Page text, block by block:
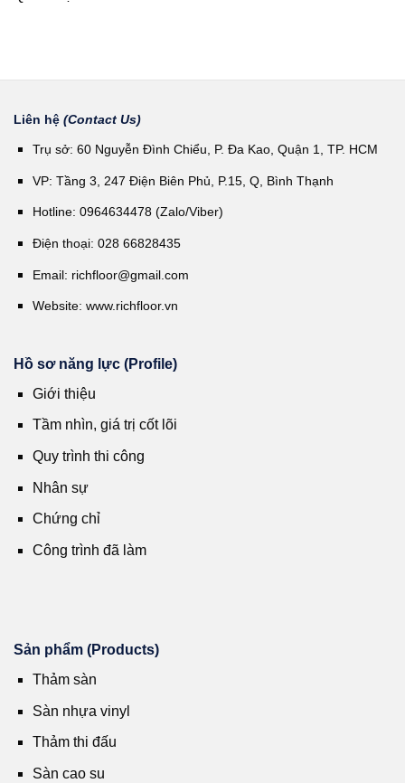
Liên hệ (Contact Us)
Trụ sở: 60 Nguyễn Đình Chiểu, P. Đa Kao, Quận 1, TP. HCM
VP: Tầng 3, 247 Điện Biên Phủ, P.15, Q, Bình Thạnh
Hotline: 0964634478 (Zalo/Viber)
Điện thoại: 028 66828435
Email: richfloor@gmail.com
Website: www.richfloor.vn
Hồ sơ năng lực (Profile)
Giới thiệu
Tầm nhìn, giá trị cốt lõi
Quy trình thi công
Nhân sự
Chứng chỉ
Công trình đã làm
Sản phẩm (Products)
Thảm sàn
Sàn nhựa vinyl
Thảm thi đấu
Sàn cao su